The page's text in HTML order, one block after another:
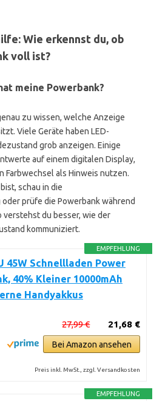
Wie erkennst du, ob
voll ist?
meine Powerbank?
zu wissen, welche Anzeige
Viele Geräte haben LED-
grob anzeigen. Einige
auf einem digitalen Display,
Farbwechsel als Hinweis nutzen.
schau in die
prüfe die Powerbank während
verstehst du besser, wie der
kommuniziert.
EMPFEHLUNG
45W Schnellladen Power
40% Kleiner 10000mAh
Handyakkus
21,68 €
27,99 €
Bei Amazon ansehen
Preis inkl. MwSt., zzgl. Versandkosten
EMPFEHLUNG